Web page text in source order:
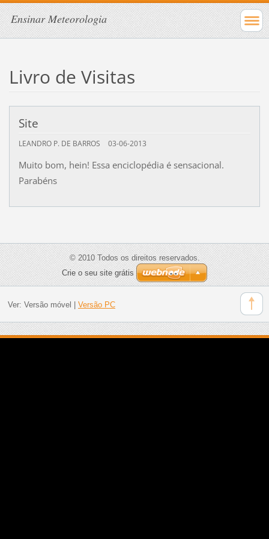
Ensinar Meteorologia
Livro de Visitas
Site
LEANDRO P. DE BARROS 03-06-2013
Muito bom, hein! Essa enciclopédia é sensacional.
Parabéns
© 2010 Todos os direitos reservados.
Crie o seu site grátis
Ver: Versão móvel | Versão PC